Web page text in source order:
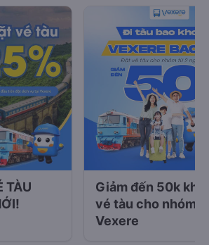
TÀU
Giảm đến 50k khi
vé tàu cho nhóm
Vexere